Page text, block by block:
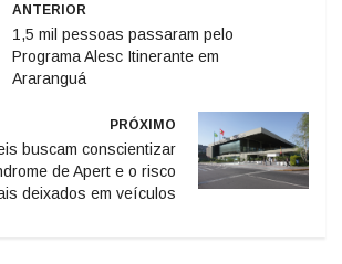
ANTERIOR
1,5 mil pessoas passaram pelo
Programa Alesc Itinerante em
Araranguá
PRÓXIMO
buscam conscientizar
de Apert e o risco
deixados em veículos